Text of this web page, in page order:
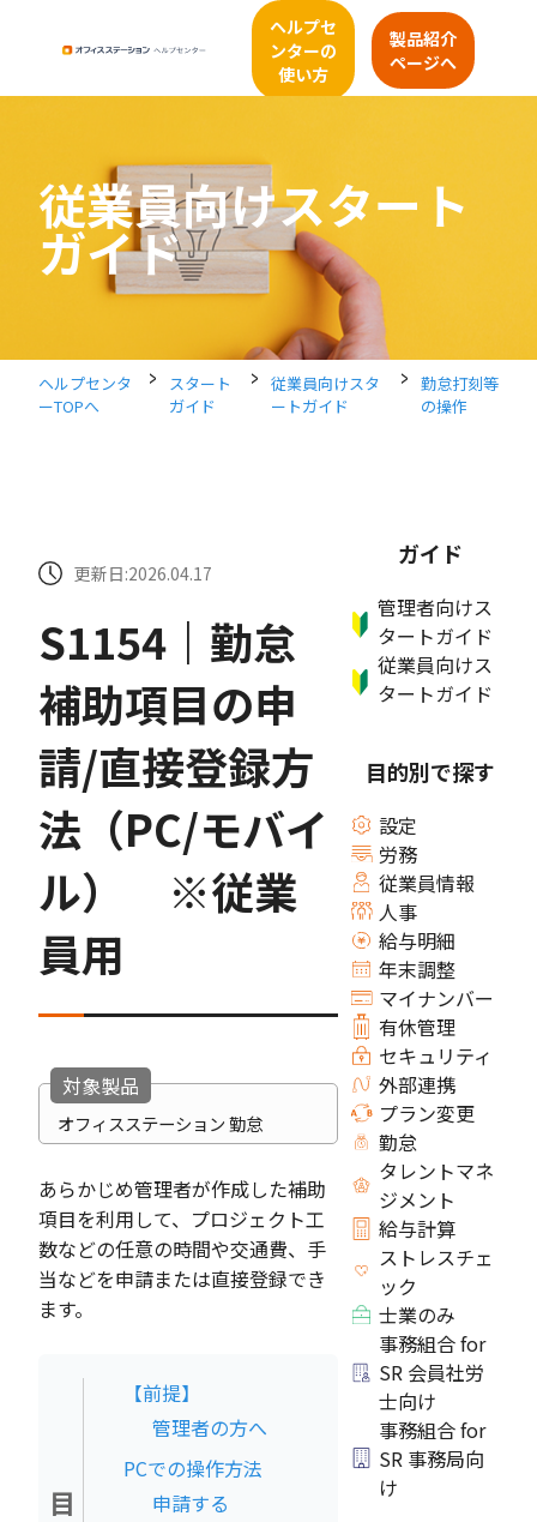
ヘルプセ
ンターの
使い方
製品紹介
ページへ
従業員向けスタート
ガイド
ヘルプセンタ
ーTOPへ
>
スタート
ガイド
> 従業員向けスタ
ートガイド
> 勤怠打刻等
の操作
更新日:2026.04.17
S1154｜勤怠
補助項目の申
請/直接登録方
法（PC/モバイ
ル） ※従業
員用
対象製品
オフィスステーション 勤怠
あらかじめ管理者が作成した補助
項目を利用して、プロジェクト工
数などの任意の時間や交通費、手
当などを申請または直接登録でき
ます。
目
【前提】
管理者の方へ
PCでの操作方法
申請する
ガイド
管理者向けス
タートガイド
従業員向けス
タートガイド
目的別で探す
設定
労務
従業員情報
人事
給与明細
年末調整
マイナンバー
有休管理
セキュリティ
外部連携
プラン変更
勤怠
タレントマネ
ジメント
給与計算
ストレスチェ
ック
士業のみ
事務組合 for
SR 会員社労
士向け
事務組合 for
SR 事務局向
け